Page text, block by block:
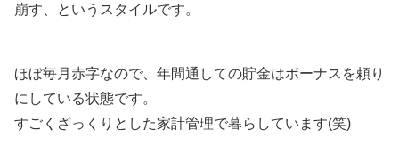
崩す、というスタイルです。
ほぼ毎月赤字なので、年間通しての貯金はボーナスを頼り
にしている状態です。
すごくざっくりとした家計管理で暮らしています(笑)